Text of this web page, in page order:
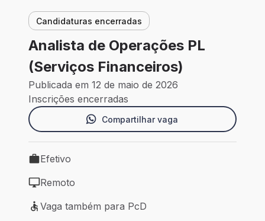
Candidaturas encerradas
Analista de Operações PL
(Serviços Financeiros)
Publicada em 12 de maio de 2026
Inscrições encerradas
Compartilhar vaga
Tipo de vaga: Efetivo
Efetivo
Modelo de trabalho: Remoto
Remoto
Vaga também para PcD
Vaga também para PcD